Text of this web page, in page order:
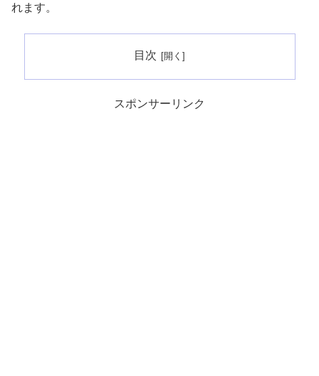
れます。
目次
スポンサーリンク